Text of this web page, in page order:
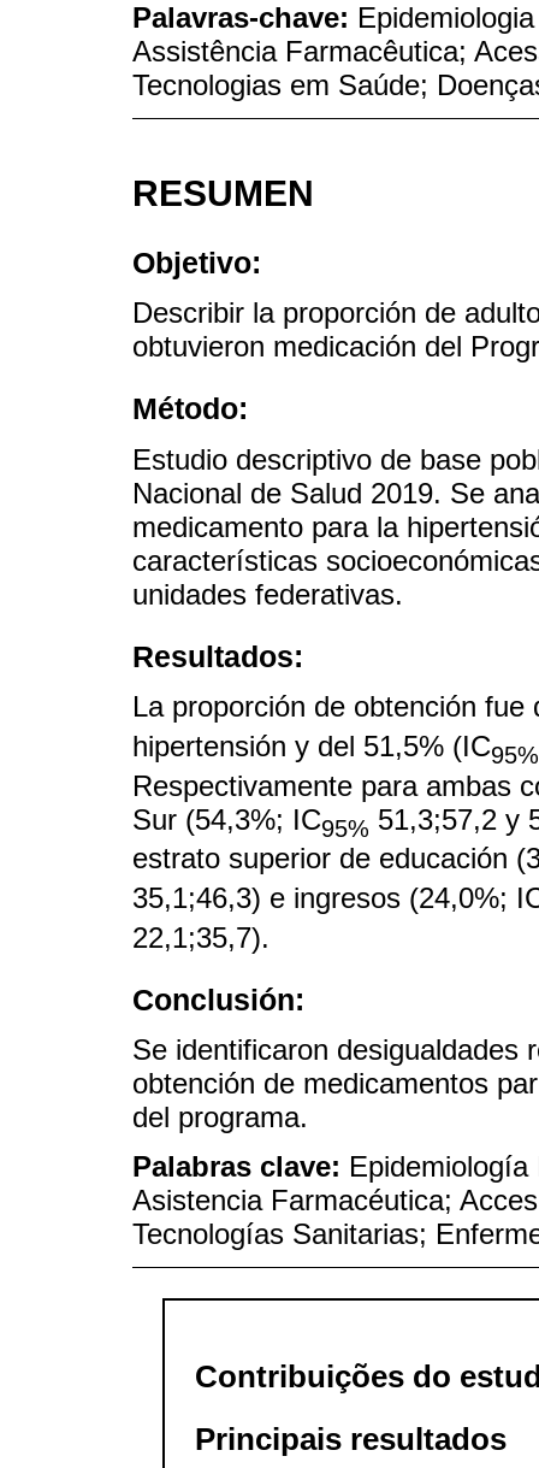
Palavras-chave:
Assistência Farmacêutica;
Tecnologias em Saúde;
RESUMEN
Objetivo:
Describir la proporción de
obtuvieron medicación del
Método:
Estudio descriptivo de base
Nacional de Salud 2019. Se
medicamento para la
características
unidades federativas.
Resultados:
La proporción de obtención fue
hipertensión y del 51,5% (IC95%
Respectivamente para ambas
Sur (54,3%; IC95% 51,3;57,2 y
estrato superior de educación
35,1;46,3) e ingresos (24,0%;
22,1;35,7).
Conclusión:
Se identificaron desigualdades
obtención de medicamentos
del programa.
Palabras clave:
Asistencia Farmacéutica;
Tecnologías Sanitarias;
Contribuições do
Principais resultados